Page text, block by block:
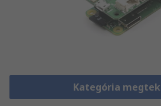
Kategória